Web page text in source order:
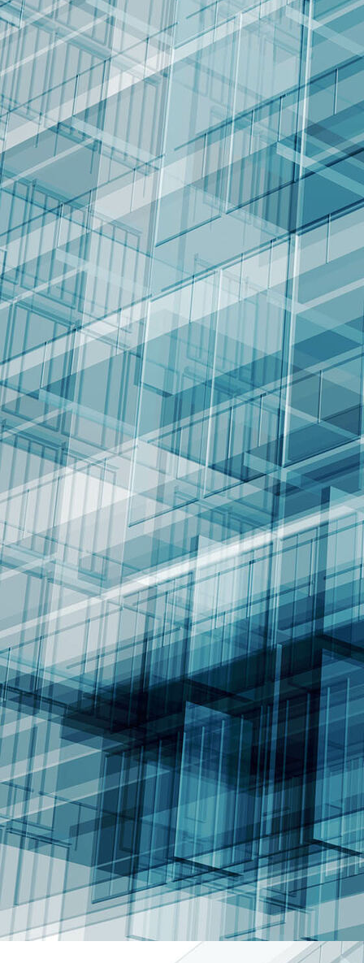
Fernsehturm